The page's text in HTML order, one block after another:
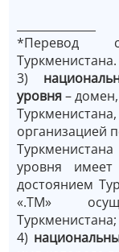
*Перевод с
Туркменистана.
3)
уровня–
организацией
уровня
достоянием
«.ТМ»
Туркменистана;
4)